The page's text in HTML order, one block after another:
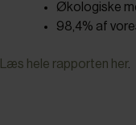
Økologiske
98,4% af
Læs hele rapporten her.